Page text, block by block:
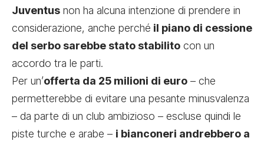
Juventus non ha alcuna intenzione di prendere in
considerazione, anche perché il piano di cessione
del serbo sarebbe stato stabilito con un
accordo tra le parti.
Per un’offerta da 25 milioni di euro – che
permetterebbe di evitare una pesante minusvalenza
– da parte di un club ambizioso – escluse quindi le
piste turche e arabe – i bianconeri andrebbero a